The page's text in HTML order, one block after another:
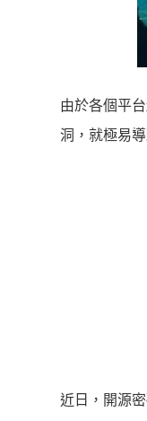
由於各個平
洞，就極易
近日，開源